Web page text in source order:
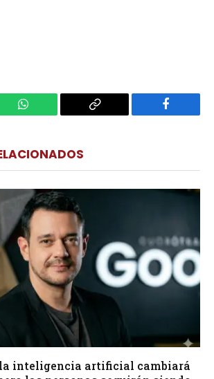
WhatsApp
Copy
Facebook
la inteligencia artificial cambiará